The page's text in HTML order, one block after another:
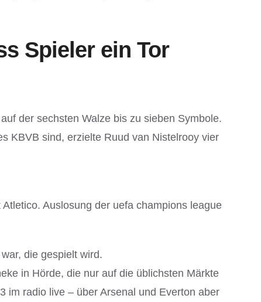
Spieler ein Tor
der sechsten Walze bis zu sieben Symbole.
KBVB sind, erzielte Ruud van Nistelrooy vier
Auslosung der uefa champions league
die gespielt wird.
in Hörde, die nur auf die üblichsten Märkte
im radio live – über Arsenal und Everton aber